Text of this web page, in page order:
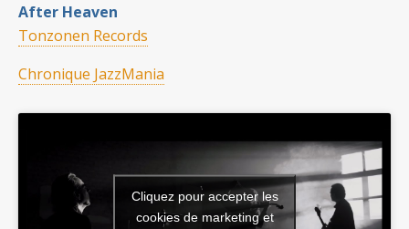
After Heaven
Tonzonen Records
Chronique JazzMania
Cliquez pour accepter les
cookies de marketing et